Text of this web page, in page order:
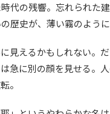
代の残響。忘れられた
歴史が、薄い霧のように
見えるかもしれない。
急に別の顔を見せる。
。